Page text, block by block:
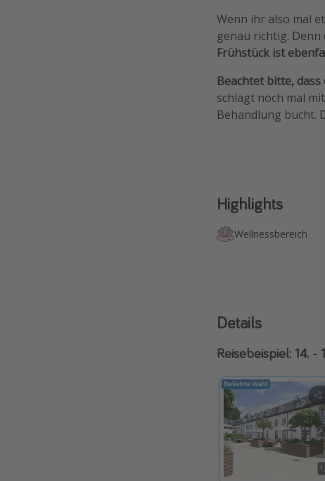
Wenn ihr also mal
genau richtig. Denn
Frühstück ist
Beachtet bitte,
schlägt noch mal
Behandlung bucht.
Highlights
Wellnessbereich
Details
Reisebeispiel: 14. -